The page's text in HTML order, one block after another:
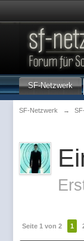
SF-Netzwerk
SF-Netzwerk →
Seite 1 von 2 1